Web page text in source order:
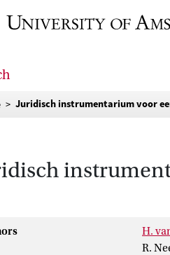
Juridisch instrumentarium voor
H.
R.